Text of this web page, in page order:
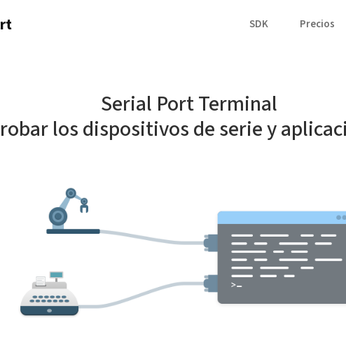
SDK Precios
Serial Port Terminal
los dispositivos de serie y